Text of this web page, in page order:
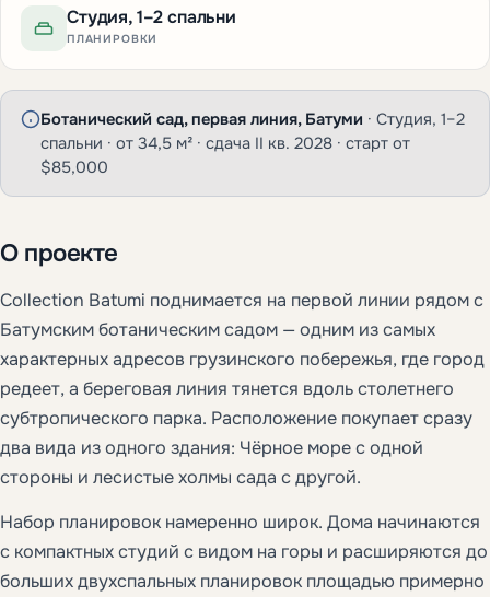
Студия, 1–2 спальни
ПЛАНИРОВКИ
Ботанический сад, первая линия, Батуми · Студия, 1–2
спальни · от 34,5 м² · сдача II кв. 2028 · старт от
$85,000
О проекте
Collection Batumi поднимается на первой линии рядом с
Батумским ботаническим садом — одним из самых
характерных адресов грузинского побережья, где город
редеет, а береговая линия тянется вдоль столетнего
субтропического парка. Расположение покупает сразу
два вида из одного здания: Чёрное море с одной
стороны и лесистые холмы сада с другой.
Набор планировок намеренно широк. Дома начинаются
с компактных студий с видом на горы и расширяются до
больших двухспальных планировок площадью примерно